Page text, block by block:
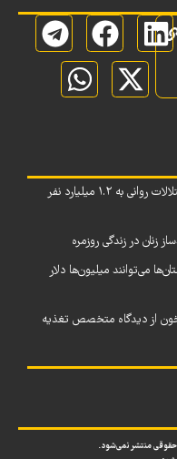
• هشدار دانشمندان: تعداد افراد مبتلا به اختلالات روانی به ۱.۲ میلیارد نفر
زنان در زندگی روزمره
می‌توانند میلیون‌ها دلار
خون از دیدگاه متخصص تغذیه
منتشر نمی‌شود.